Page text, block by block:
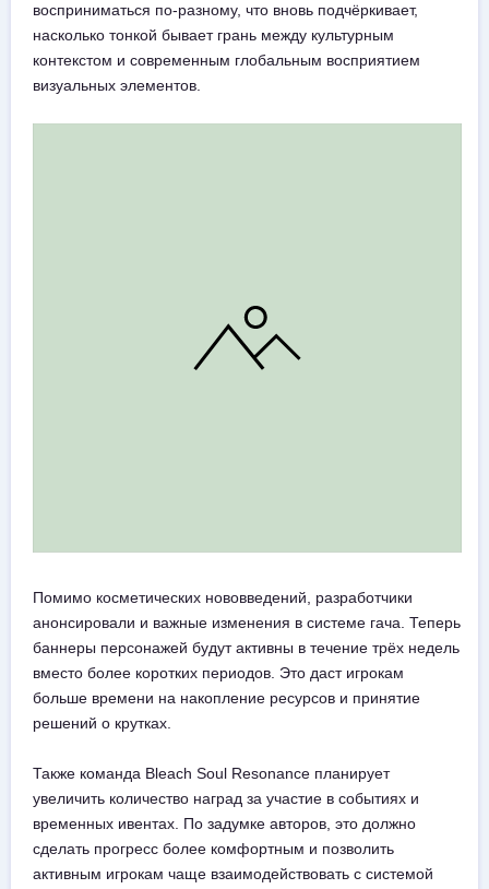
восприниматься по-разному, что вновь подчёркивает,
насколько тонкой бывает грань между культурным
контекстом и современным глобальным восприятием
визуальных элементов.
Помимо косметических нововведений, разработчики
анонсировали и важные изменения в системе гача. Теперь
баннеры персонажей будут активны в течение трёх недель
вместо более коротких периодов. Это даст игрокам
больше времени на накопление ресурсов и принятие
решений о крутках.
Также команда Bleach Soul Resonance планирует
увеличить количество наград за участие в событиях и
временных ивентах. По задумке авторов, это должно
сделать прогресс более комфортным и позволить
активным игрокам чаще взаимодействовать с системой